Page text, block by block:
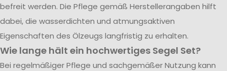
befreit werden. Die Pflege gemäß Herstellerangaben hilft
dabei, die wasserdichten und atmungsaktiven
Eigenschaften des Ölzeugs langfristig zu erhalten.
Wie lange hält ein hochwertiges Segel Set?
Bei regelmäßiger Pflege und sachgemäßer Nutzung kann